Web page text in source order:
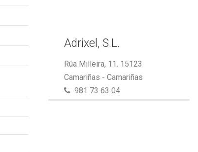
Adrixel, S.L.
Rúa Milleira, 11. 15123
Camariñas - Camariñas
981 73 63 04